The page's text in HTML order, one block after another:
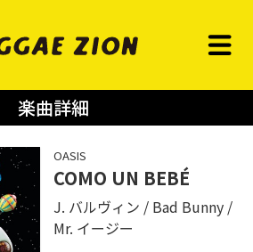
楽曲詳細
OASIS
COMO UN BEBÉ
J. バルヴィン
Bad Bunny
Mr. イージー